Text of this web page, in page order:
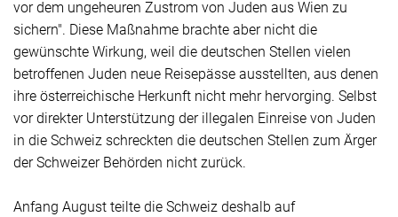
vor dem ungeheuren Zustrom von Juden aus Wien zu
sichern". Diese Maßnahme brachte aber nicht die
gewünschte Wirkung, weil die deutschen Stellen vielen
betroffenen Juden neue Reisepässe ausstellten, aus denen
ihre österreichische Herkunft nicht mehr hervorging. Selbst
vor direkter Unterstützung der illegalen Einreise von Juden
in die Schweiz schreckten die deutschen Stellen zum Ärger
der Schweizer Behörden nicht zurück.
Anfang August teilte die Schweiz deshalb auf